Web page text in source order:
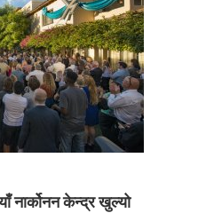
नार्कोनन केन्द्र खुल्यो